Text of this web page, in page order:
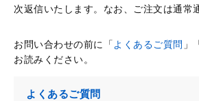
次返信いたします。なお、ご注文は通常
お問い合わせの前に「よくあるご質問 」
お読みください。
よくあるご質問